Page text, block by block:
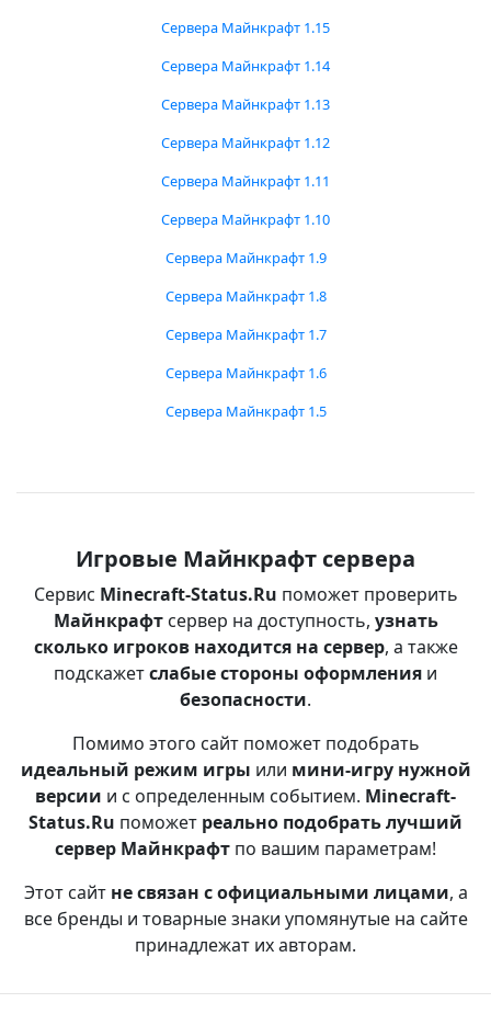
Сервера Майнкрафт 1.15
Сервера Майнкрафт 1.14
Сервера Майнкрафт 1.13
Сервера Майнкрафт 1.12
Сервера Майнкрафт 1.11
Сервера Майнкрафт 1.10
Сервера Майнкрафт 1.9
Сервера Майнкрафт 1.8
Сервера Майнкрафт 1.7
Сервера Майнкрафт 1.6
Сервера Майнкрафт 1.5
Игровые Майнкрафт сервера
Сервис Minecraft-Status.Ru поможет проверить
Майнкрафтсервер на доступность, узнать
сколько игроков находится на сервер, а также
подскажетслабые стороны оформления и
безопасности.
Помимо этого сайт поможет подобрать
идеальный режим игры или мини-игру нужной
версии и с определенным событием. Minecraft-
Status.Ru поможет реально подобрать лучший
сервер Майнкрафт по вашим параметрам!
Этот сайт не связан с официальными лицами, а
все бренды и товарные знаки упомянутые на сайте
принадлежат их авторам.